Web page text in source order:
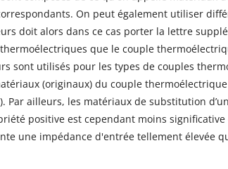
On peut également utiliser
doit alors dans ce cas porter la lettre
que le couple
sont utilisés pour les types de couples
(originaux) du couple
Par ailleurs, les matériaux de substitution
positive est cependant moins
une impédance d'entrée tellement élevée